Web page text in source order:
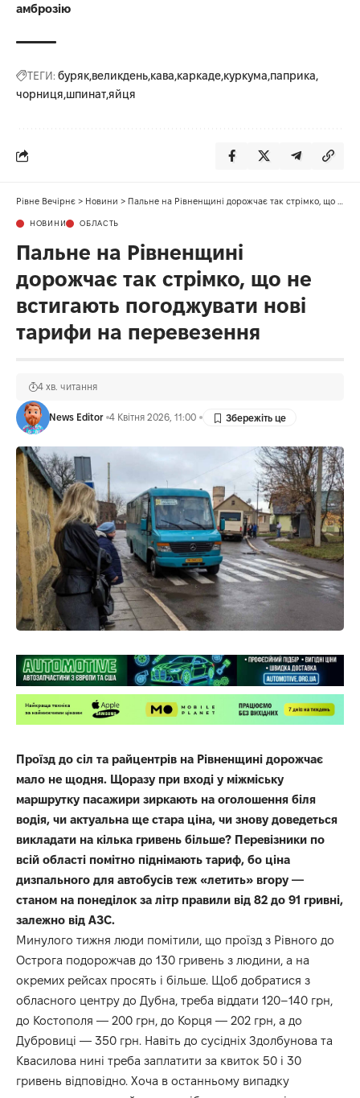
амброзію
ТЕГИ: буряк великдень кава каркаде куркума паприка
чорниця шпинатяйця
Рівне Вечірнє > Новини > Пальне на Рівненщині дорожчає так стрімко, що не встигають погоджувати нові тарифи на перевезення
НОВИНИ ОБЛАСТЬ
Пальне на Рівненщині
дорожчає так стрімко, що не
встигають погоджувати нові
тарифи на перевезення
News Editor 4 Квітня 2026, 11:00
4 хв. читання
Проїзд до сіл та райцентрів на Рівненщині дорожчає
мало не щодня. Щоразу при вході у міжміську
маршрутку пасажири зиркають на оголошення біля
водія, чи актуальна ще стара ціна, чи знову доведеться
викладати на кілька гривень більше? Перевізники по
всій області помітно піднімають тариф, бо ціна
дизпального для автобусів теж «летить» вгору —
станом на понеділок за літр правили від 82 до 91 гривні,
залежно від АЗС.
Минулого тижня люди помітили, що проїзд з Рівного до
Острога подорожчав до 130 гривень з людини, а на
окремих рейсах просять і більше. Щоб добратися з
обласного центру до Дубна, треба віддати 120–140 грн,
до Костополя — 200 грн, до Корця — 202 грн, а до
Дубровиці — 350 грн. Навіть до сусідніх Здолбунова та
Квасилова нині треба заплатити за квиток 50 і 30
гривень відповідно. Хоча в останньому випадку